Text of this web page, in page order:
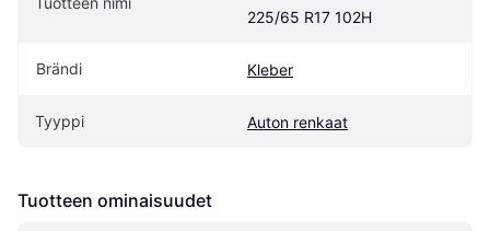
225/65 R17 102H
Brändi Kleber
Tyyppi Auton renkaat
Tuotteen ominaisuudet